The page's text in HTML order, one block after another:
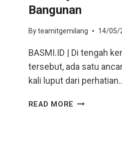
Bangunan
Byteamitgemilang 14/05/
BASMI.ID | Di tengah
tersebut, ada satu
kali luput dari
READ MORE